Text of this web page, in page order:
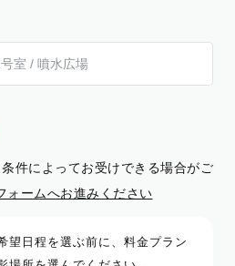
件によってお受けできる場合がご
ォームへお進みください
望日程を選ぶ前に、料金プラン